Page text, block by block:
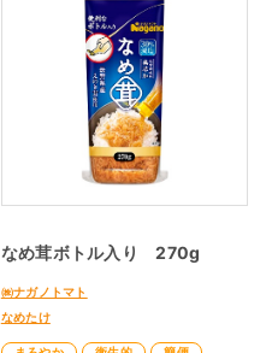
なめ茸ボトル入り 270g
㈱ナガノトマト
なめたけ